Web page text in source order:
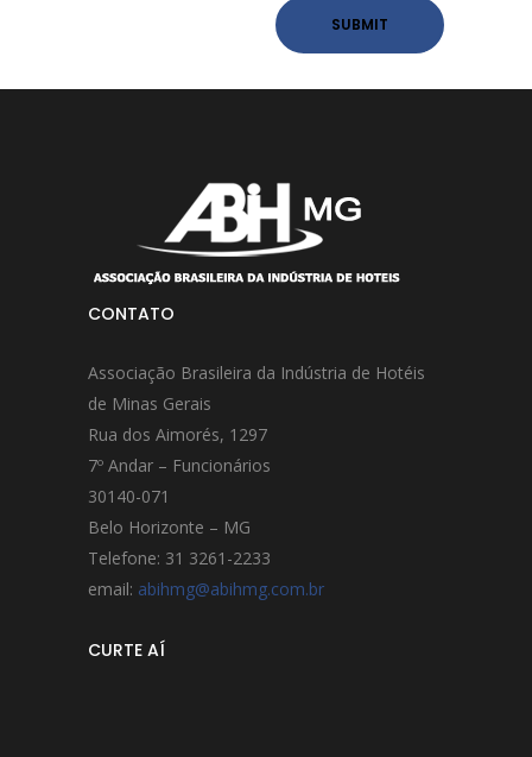
CONTATO
Associação Brasileira da Indústria de Hotéis
de Minas Gerais
Rua dos Aimorés, 1297
7º Andar – Funcionários
30140-071
Belo Horizonte – MG
Telefone: 31 3261-2233
email: abihmg@abihmg.com.br
CURTE AÍ